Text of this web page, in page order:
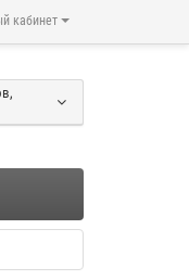
кабинет